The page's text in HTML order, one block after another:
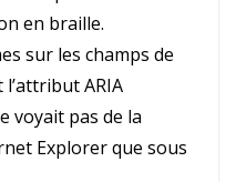
en braille.
sur les champs de
ARIA
voyait pas de la
Explorer que sous